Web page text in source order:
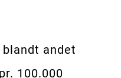
andet
100.000